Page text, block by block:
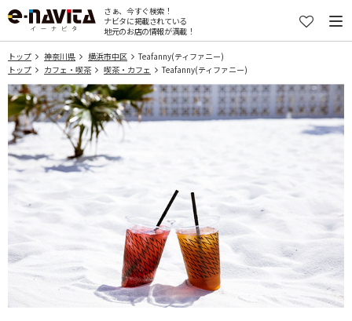
さぁ、今すぐ検索！
ナビタに掲載されている
地元のお店の情報が満載！
トップ 神奈川県 横浜市中区
Teafanny(ティファニー)
トップ
カフェ・喫茶 喫茶・カフェ Teafanny(ティファニー)